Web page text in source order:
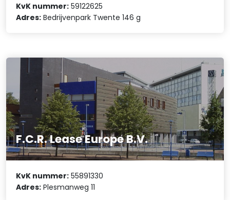
KvK nummer: 59122625
Adres: Bedrijvenpark Twente 146 g
F.C.R. Lease Europe B.V.
KvK nummer: 55891330
Adres: Plesmanweg 11